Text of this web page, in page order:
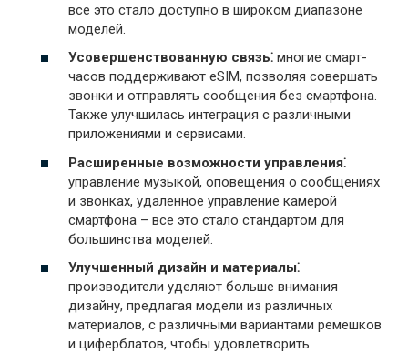
все это стало доступно в широком диапазоне
моделей.
Усовершенствованную связь⁚ многие смарт-
часов поддерживают eSIM, позволяя совершать
звонки и отправлять сообщения без смартфона.
Также улучшилась интеграция с различными
приложениями и сервисами.
Расширенные возможности управления⁚
управление музыкой, оповещения о сообщениях
и звонках, удаленное управление камерой
смартфона – все это стало стандартом для
большинства моделей.
Улучшенный дизайн и материалы⁚
производители уделяют больше внимания
дизайну, предлагая модели из различных
материалов, с различными вариантами ремешков
и циферблатов, чтобы удовлетворить